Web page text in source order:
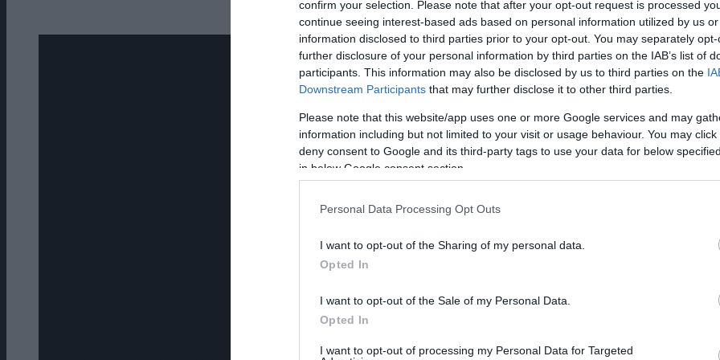
confirm your selection. Please note that after your opt-out request is processed
continue seeing interest-based ads based on personal information utilized by us
information disclosed to third parties prior to your opt-out. You may separately
further disclosure of your personal information by third parties on the IAB’s list of
participants. This information may also be disclosed by us to third parties on the
Downstream Participants that may further disclose it to other third parties.
Please note that this website/app uses one or more Google services and may
information including but not limited to your visit or usage behaviour. You may
deny consent to Google and its third-party tags to use your data for below
in below Google consent section.
Personal Data Processing Opt Outs
I want to opt-out of the Sharing of my personal data.
Opted In
I want to opt-out of the Sale of my Personal Data.
Opted In
I want to opt-out of processing my Personal Data for Targeted
Άνδρος είναι μια…